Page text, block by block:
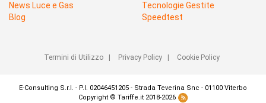
News Luce e Gas
Blog
Tecnologie Gestite
Speedtest
Termini di Utilizzo| Privacy Policy| Cookie Policy
E-Consulting S.r.l. - P.I. 02046451205 - Strada Teverina Snc - 01100 Viterbo
Copyright © Tariffe.it 2018-2026